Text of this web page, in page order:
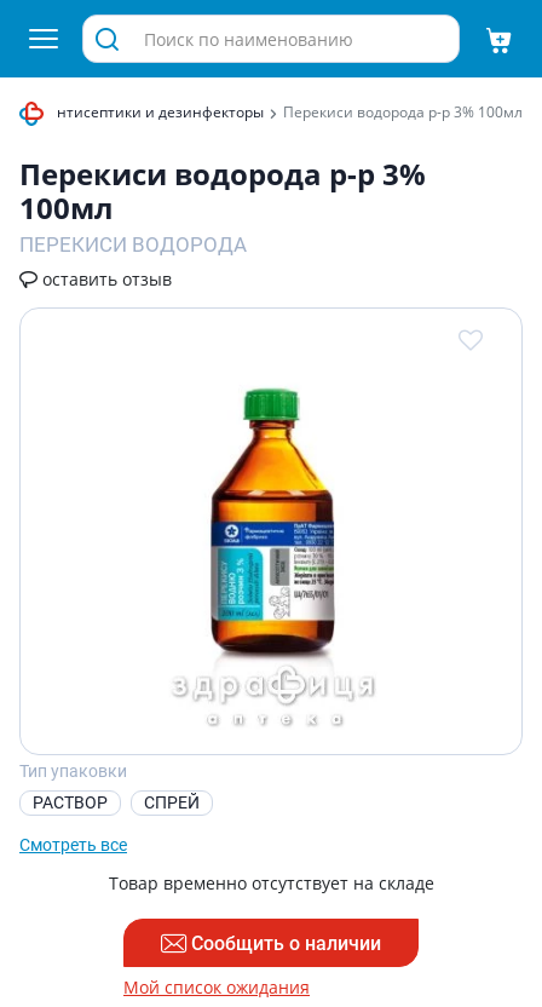
Антисептики и дезинфекторы Перекиси водорода р-р 3% 100мл
Перекиси водорода р-р 3%
100мл
ПЕРЕКИСИ ВОДОРОДА
оставить отзыв
Тип упаковки
РАСТВОР
СПРЕЙ
Смотреть все
Товар временно отсутствует на складе
Сообщить о наличии
Мой список ожидания